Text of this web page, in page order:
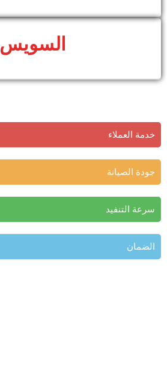
السويس
خدمة العملاء
جودة الصيانة
سرعة التنفيد
الضمان